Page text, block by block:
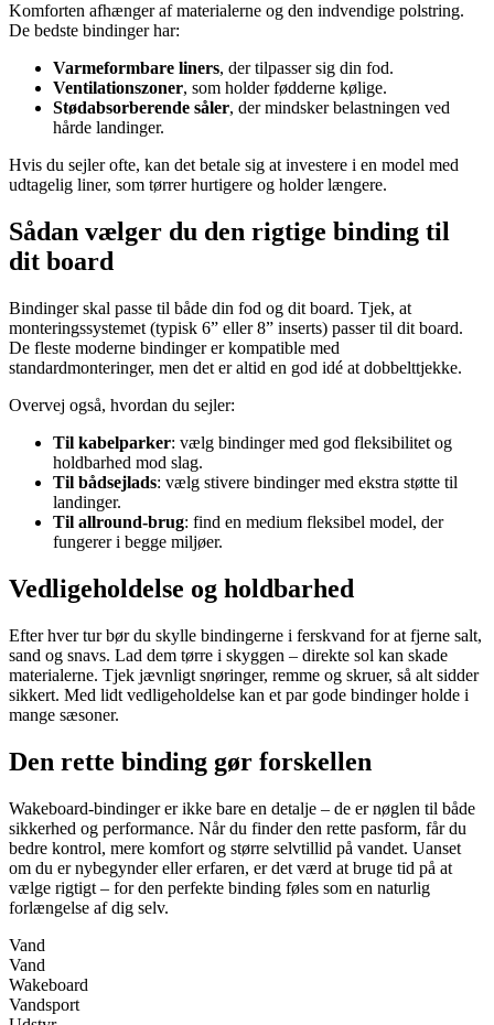
Komforten afhænger af materialerne og den indvendige polstring.
De bedste bindinger har:
Varmeformbare liners, der tilpasser sig din fod.
Ventilationszoner, som holder fødderne kølige.
Stødabsorberende såler, der mindsker belastningen ved
hårde landinger.
Hvis du sejler ofte, kan det betale sig at investere i en model med
udtagelig liner, som tørrer hurtigere og holder længere.
Sådan vælger du den rigtige binding til
dit board
Bindinger skal passe til både din fod og dit board. Tjek, at
monteringssystemet (typisk 6” eller 8” inserts) passer til dit board.
De fleste moderne bindinger er kompatible med
standardmonteringer, men det er altid en god idé at dobbelttjekke.
Overvej også, hvordan du sejler:
Til kabelparker: vælg bindinger med god fleksibilitet og
holdbarhed mod slag.
Til bådsejlads: vælg stivere bindinger med ekstra støtte til
landinger.
Til allround-brug: find en medium fleksibel model, der
fungerer i begge miljøer.
Vedligeholdelse og holdbarhed
Efter hver tur bør du skylle bindingerne i ferskvand for at fjerne salt,
sand og snavs. Lad dem tørre i skyggen – direkte sol kan skade
materialerne. Tjek jævnligt snøringer, remme og skruer, så alt sidder
sikkert. Med lidt vedligeholdelse kan et par gode bindinger holde i
mange sæsoner.
Den rette binding gør forskellen
Wakeboard-bindinger er ikke bare en detalje – de er nøglen til både
sikkerhed og performance. Når du finder den rette pasform, får du
bedre kontrol, mere komfort og større selvtillid på vandet. Uanset
om du er nybegynder eller erfaren, er det værd at bruge tid på at
vælge rigtigt – for den perfekte binding føles som en naturlig
forlængelse af dig selv.
Vand
Vand
Wakeboard
Vandsport